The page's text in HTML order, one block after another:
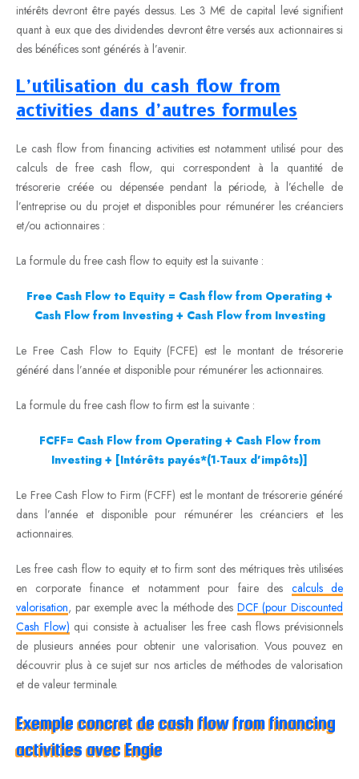
intérêts devront être payés dessus. Les 3 M€ de capital levé signifient
quant à eux que des dividendes devront être versés aux actionnaires si
des bénéfices sont générés à l’avenir.
L’utilisation du cash flow from
activities dans d’autres formules
Le cash flow from financing activities est notamment utilisé pour des
calculs de free cash flow, qui correspondent à la quantité de
trésorerie créée ou dépensée pendant la période, à l’échelle de
l’entreprise ou du projet et disponibles pour rémunérer les créanciers
et/ou actionnaires :
La formule du free cash flow to equity est la suivante :
Free Cash Flow to Equity = Cash flow from Operating +
Cash Flow from Investing + Cash Flow from Investing
Le Free Cash Flow to Equity (FCFE) est le montant de trésorerie
généré dans l’année et disponible pour rémunérer les actionnaires.
La formule du free cash flow to firm est la suivante :
FCFF= Cash Flow from Operating + Cash Flow from
Investing + [Intérêts payés*(1-Taux d’impôts)]
Le Free Cash Flow to Firm (FCFF) est le montant de trésorerie généré
dans l’année et disponible pour rémunérer les créanciers et les
actionnaires.
Les free cash flow to equity et to firm sont des métriques très utilisées
en corporate finance et notamment pour faire des calculs de
valorisation, par exemple avec la méthode des DCF (pour Discounted
Cash Flow) qui consiste à actualiser les free cash flows prévisionnels
de plusieurs années pour obtenir une valorisation. Vous pouvez en
découvrir plus à ce sujet sur nos articles de méthodes de valorisation
et de valeur terminale.
Exemple concret de cash flow from financing
activities avec Engie